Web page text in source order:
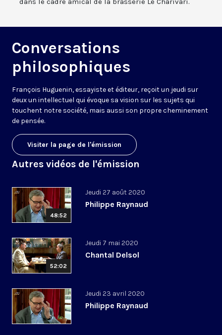
Conversations
philosophiques
François Huguenin, essayiste et éditeur, reçoit un jeudi sur
deux un intellectuel qui évoque sa vision sur les sujets qui
touchent notre société, mais aussi son propre cheminement
de pensée.
Visiter la page de l'émission
Autres vidéos de l'émission
48:52
Jeudi 27 août 2020
Philippe Raynaud
52:02
Jeudi 7 mai 2020
Chantal Delsol
Jeudi 23 avril 2020
Philippe Raynaud